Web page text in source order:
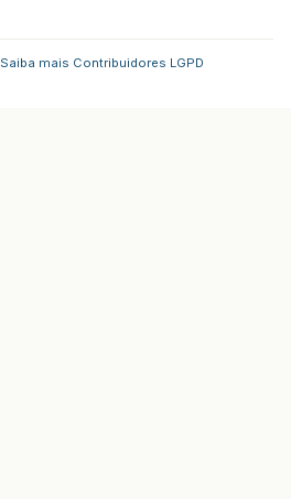
Saiba mais Contribuidores LGPD